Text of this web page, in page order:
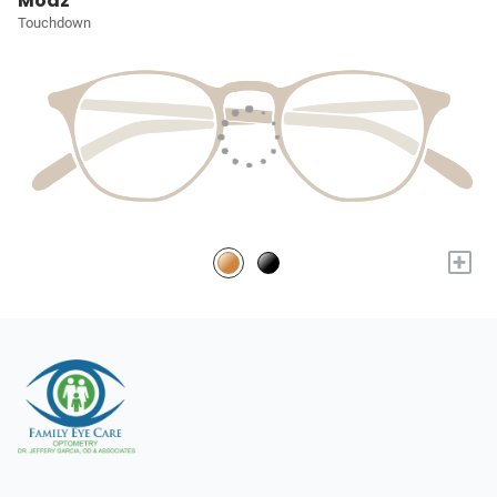
Touchdown
+